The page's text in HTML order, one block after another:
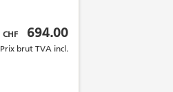
Prix brut TVA incl.
CHF 694.00
Prix brut TVA incl.